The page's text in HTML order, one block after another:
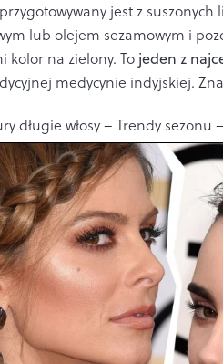
jest z suszonych
lub olejem sezamowym i
kolor na zielony. To jeden z
medycynie indyjskiej.
długie włosy – Trendy